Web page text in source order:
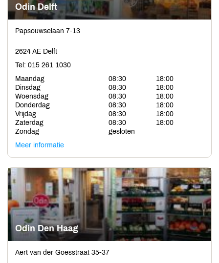
Odin Delft
Papsouwselaan 7-13
2624 AE Delft
Tel: 015 261 1030
Maandag
08:30
18:00
Dinsdag
08:30
18:00
Woensdag
08:30
18:00
Donderdag
08:30
18:00
Vrijdag
08:30
18:00
Zaterdag
08:30
18:00
Zondag
gesloten
Meer informatie
Odin Den Haag
Aert van der Goesstraat 35-37